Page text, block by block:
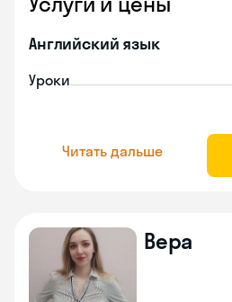
Английский язык
Уроки
Читать дальше
Вера